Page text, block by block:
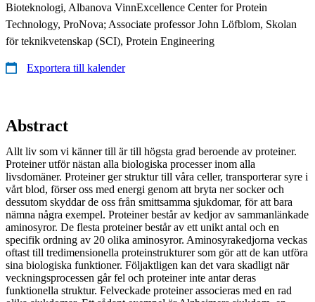
Bioteknologi, Albanova VinnExcellence Center for Protein
Technology, ProNova; Associate professor John Löfblom, Skolan
för teknikvetenskap (SCI), Protein Engineering
Exportera till kalender
Abstract
Allt liv som vi känner till är till högsta grad beroende av proteiner.
Proteiner utför nästan alla biologiska processer inom alla
livsdomäner. Proteiner ger struktur till våra celler, transporterar syre i
vårt blod, förser oss med energi genom att bryta ner socker och
dessutom skyddar de oss från smittsamma sjukdomar, för att bara
nämna några exempel. Proteiner består av kedjor av sammanlänkade
aminosyror. De flesta proteiner består av ett unikt antal och en
specifik ordning av 20 olika aminosyror. Aminosyrakedjorna veckas
oftast till tredimensionella proteinstrukturer som gör att de kan utföra
sina biologiska funktioner. Följaktligen kan det vara skadligt när
veckningsprocessen går fel och proteiner inte antar deras
funktionella struktur. Felveckade proteiner associeras med en rad